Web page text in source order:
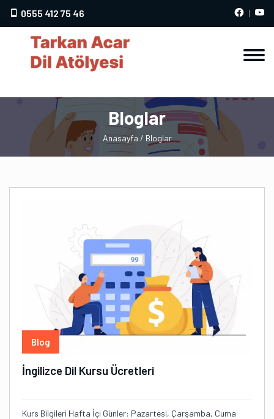
0555 412 75 46
Bloglar
Anasayfa / Bloglar
Blog
İngilizce Dil Kursu Ücretleri
Kurs Bilgileri Hafta İçi Günler: Pazartesi, Çarşamba, Cuma